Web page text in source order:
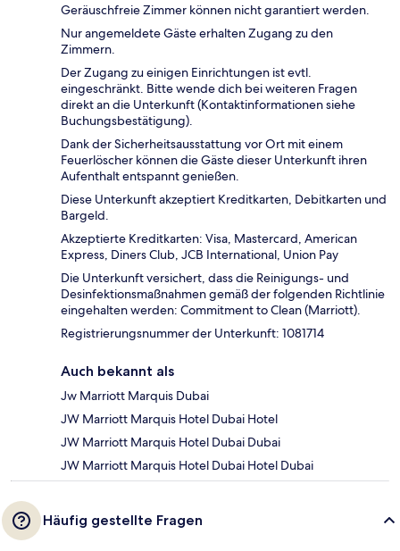
Geräuschfreie Zimmer können nicht garantiert werden.
Nur angemeldete Gäste erhalten Zugang zu den
Zimmern.
Der Zugang zu einigen Einrichtungen ist evtl.
eingeschränkt. Bitte wende dich bei weiteren Fragen
direkt an die Unterkunft (Kontaktinformationen siehe
Buchungsbestätigung).
Dank der Sicherheitsausstattung vor Ort mit einem
Feuerlöscher können die Gäste dieser Unterkunft ihren
Aufenthalt entspannt genießen.
Diese Unterkunft akzeptiert Kreditkarten, Debitkarten und
Bargeld.
Akzeptierte Kreditkarten: Visa, Mastercard, American
Express, Diners Club, JCB International, Union Pay
Die Unterkunft versichert, dass die Reinigungs- und
Desinfektionsmaßnahmen gemäß der folgenden Richtlinie
eingehalten werden: Commitment to Clean (Marriott).
Registrierungsnummer der Unterkunft: 1081714
Auch bekannt als
Jw Marriott Marquis Dubai
JW Marriott Marquis Hotel Dubai Hotel
JW Marriott Marquis Hotel Dubai Dubai
JW Marriott Marquis Hotel Dubai Hotel Dubai
Häufig gestellte Fragen